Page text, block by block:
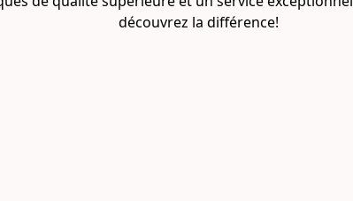
découvrez la différence!